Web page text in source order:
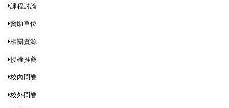
課程討論
贊助單位
相關資源
授權推薦
校內問卷
校外問卷